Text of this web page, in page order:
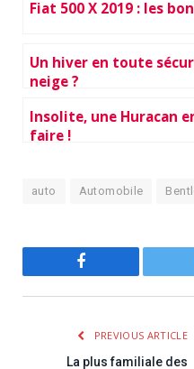
Fiat 500 X 2019 : les
Un hiver en toute
neige ?
Insolite, une Huracan
faire !
auto Automobile
Facebook
PREVIOUS ARTICLE
La plus familiale des